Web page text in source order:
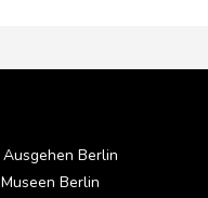
Ausgehen Berlin
Museen Berlin